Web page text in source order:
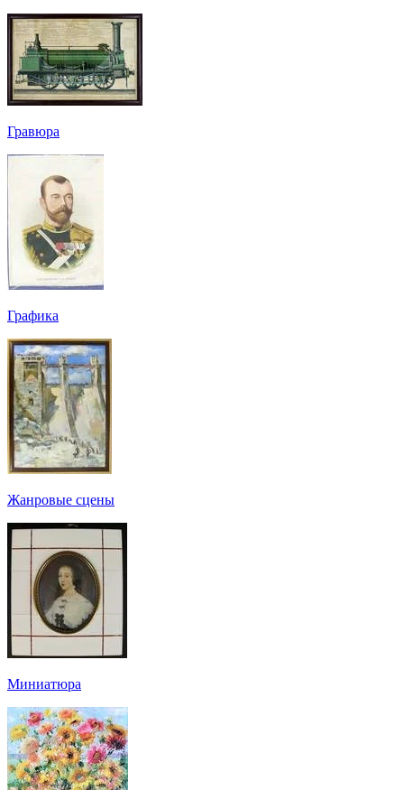
Гравюра
Графика
Жанровые сцены
Миниатюра